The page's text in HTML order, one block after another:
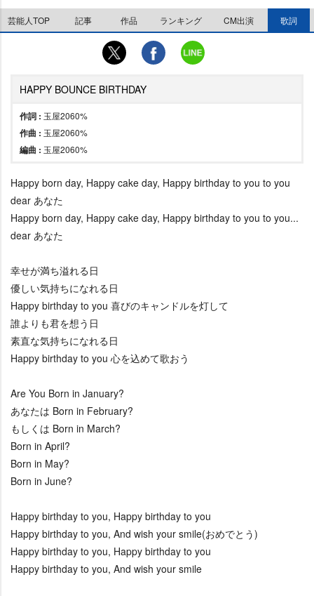
芸能人TOP 記事 作品 ランキング CM出演 歌詞
HAPPY BOUNCE BIRTHDAY
作詞 : 玉屋2060%
作曲 : 玉屋2060%
編曲 : 玉屋2060%
Happy born day, Happy cake day, Happy birthday to you to you
dear あなた
Happy born day, Happy cake day, Happy birthday to you to you...
dear あなた
幸せが満ち溢れる日
優しい気持ちになれる日
Happy birthday to you 喜びのキャンドルを灯して
誰よりも君を想う日
素直な気持ちになれる日
Happy birthday to you 心を込めて歌おう
Are You Born in January?
あなたは Born in February?
もしくは Born in March?
Born in April?
Born in May?
Born in June?
Happy birthday to you, Happy birthday to you
Happy birthday to you, And wish your smile(おめでとう)
Happy birthday to you, Happy birthday to you
Happy birthday to you, And wish your smile